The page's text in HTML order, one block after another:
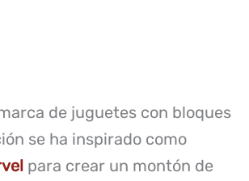
de juguetes con bloques
se ha inspirado como
para crear un montón de